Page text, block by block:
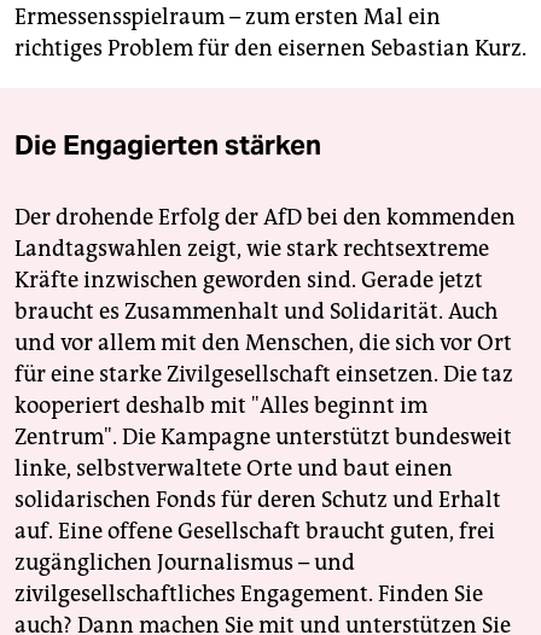
Ermessensspielraum – zum ersten Mal ein
richtiges Problem für den eisernen Sebastian Kurz.
Die Engagierten stärken
Der drohende Erfolg der AfD bei den kommenden
Landtagswahlen zeigt, wie stark rechtsextreme
Kräfte inzwischen geworden sind. Gerade jetzt
braucht es Zusammenhalt und Solidarität. Auch
und vor allem mit den Menschen, die sich vor Ort
für eine starke Zivilgesellschaft einsetzen. Die taz
kooperiert deshalb mit "Alles beginnt im
Zentrum". Die Kampagne unterstützt bundesweit
linke, selbstverwaltete Orte und baut einen
solidarischen Fonds für deren Schutz und Erhalt
auf. Eine offene Gesellschaft braucht guten, frei
zugänglichen Journalismus – und
zivilgesellschaftliches Engagement. Finden Sie
auch? Dann machen Sie mit und unterstützen Sie